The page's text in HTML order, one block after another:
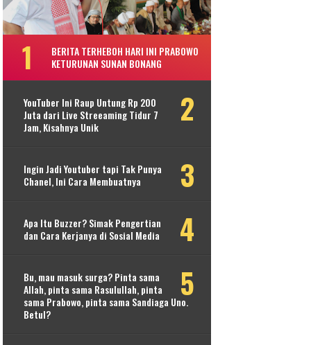
BERITA TERHEBOH HARI INI PRABOWO
KETURUNAN SUNAN BONANG
YouTuber Ini Raup Untung Rp 200
Juta dari Live Streeaming Tidur 7
Jam, Kisahnya Unik
Ingin Jadi Youtuber tapi Tak Punya
Chanel, Ini Cara Membuatnya
Apa Itu Buzzer? Simak Pengertian
dan Cara Kerjanya di Sosial Media
Bu, mau masuk surga? Pinta sama
Allah, pinta sama Rasulullah, pinta
sama Prabowo, pinta sama Sandiaga Uno.
Betul?